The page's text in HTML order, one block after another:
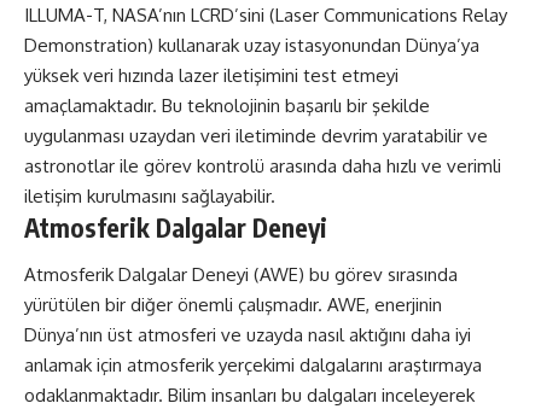
ILLUMA-T, NASA’nın LCRD’sini (Laser Communications Relay
Demonstration) kullanarak uzay istasyonundan Dünya’ya
yüksek veri hızında lazer iletişimini test etmeyi
amaçlamaktadır. Bu teknolojinin başarılı bir şekilde
uygulanması uzaydan veri iletiminde devrim yaratabilir ve
astronotlar ile görev kontrolü arasında daha hızlı ve verimli
iletişim kurulmasını sağlayabilir.
Atmosferik Dalgalar Deneyi
Atmosferik Dalgalar Deneyi (AWE) bu görev sırasında
yürütülen bir diğer önemli çalışmadır. AWE, enerjinin
Dünya’nın üst atmosferi ve uzayda nasıl aktığını daha iyi
anlamak için atmosferik yerçekimi dalgalarını araştırmaya
odaklanmaktadır. Bilim insanları bu dalgaları inceleyerek